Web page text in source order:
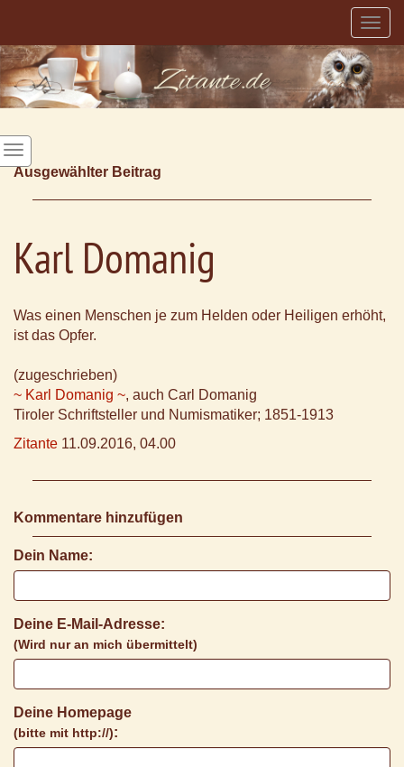
Ausgewählter Beitrag
Karl Domanig
Was einen Menschen je zum Helden oder Heiligen erhöht,
ist das Opfer.
(zugeschrieben)
~ Karl Domanig ~, auch Carl Domanig
Tiroler Schriftsteller und Numismatiker; 1851-1913
Zitante 11.09.2016, 04.00
Kommentare hinzufügen
Dein Name:
Deine E-Mail-Adresse:
(Wird nur an mich übermittelt)
Deine Homepage
(bitte mit http://):